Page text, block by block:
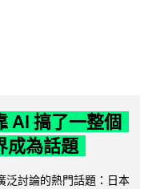
AI 搞了一整個
成為話題
泛討論的熱門話題：日本